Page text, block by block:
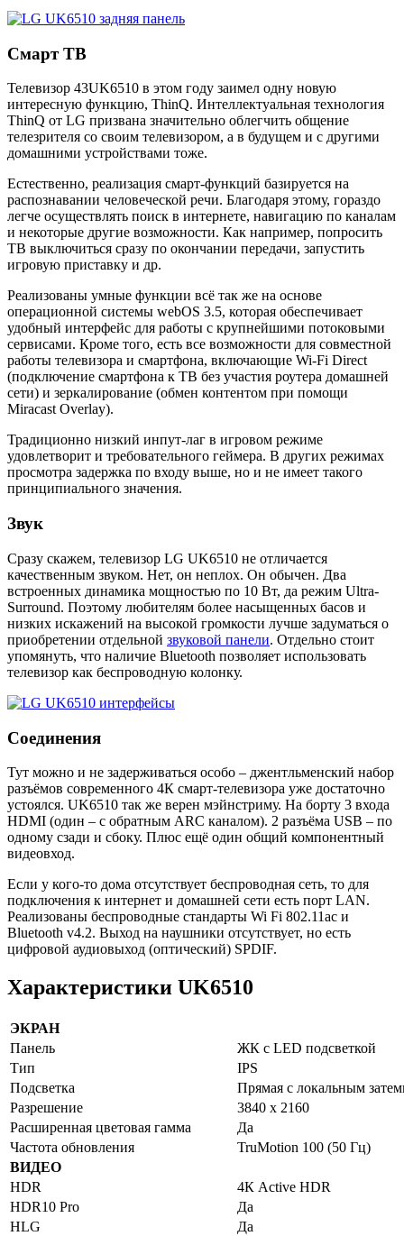
Смарт ТВ
Телевизор 43UK6510 в этом году заимел одну новую
интересную функцию, ThinQ. Интеллектуальная технология
ThinQ от LG призвана значительно облегчить общение
телезрителя со своим телевизором, а в будущем и с другими
домашними устройствами тоже.
Естественно, реализация смарт-функций базируется на
распознавании человеческой речи. Благодаря этому, гораздо
легче осуществлять поиск в интернете, навигацию по каналам
и некоторые другие возможности. Как например, попросить
ТВ выключиться сразу по окончании передачи, запустить
игровую приставку и др.
Реализованы умные функции всё так же на основе
операционной системы webOS 3.5, которая обеспечивает
удобный интерфейс для работы с крупнейшими потоковыми
сервисами. Кроме того, есть все возможности для совместной
работы телевизора и смартфона, включающие Wi-Fi Direct
(подключение смартфона к ТВ без участия роутера домашней
сети) и зеркалирование (обмен контентом при помощи
Miracast Overlay).
Традиционно низкий инпут-лаг в игровом режиме
удовлетворит и требовательного геймера. В других режимах
просмотра задержка по входу выше, но и не имеет такого
принципиального значения.
Звук
Сразу скажем, телевизор LG UK6510 не отличается
качественным звуком. Нет, он неплох. Он обычен. Два
встроенных динамика мощностью по 10 Вт, да режим Ultra-
Surround. Поэтому любителям более насыщенных басов и
низких искажений на высокой громкости лучше задуматься о
приобретении отдельной звуковой панели. Отдельно стоит
упомянуть, что наличие Bluetooth позволяет использовать
телевизор как беспроводную колонку.
Соединения
Тут можно и не задерживаться особо – джентльменский набор
разъёмов современного 4К смарт-телевизора уже достаточно
устоялся. UK6510 так же верен мэйнстриму. На борту 3 входа
HDMI (один – с обратным ARC каналом). 2 разъёма USB – по
одному сзади и сбоку. Плюс ещё один общий компонентный
видеовход.
Если у кого-то дома отсутствует беспроводная сеть, то для
подключения к интернет и домашней сети есть порт LAN.
Реализованы беспроводные стандарты Wi Fi 802.11ac и
Bluetooth v4.2. Выход на наушники отсутствует, но есть
цифровой аудиовыход (оптический) SPDIF.
Характеристики UK6510
ЭКРАН
Панель
ЖК с LED подсветкой
Тип
IPS
Подсветка
Прямая с локальным
Разрешение
3840 х 2160
Расширенная цветовая гамма
Да
Частота обновления
TruMotion 100 (50 Гц)
ВИДЕО
HDR
4К Active HDR
HDR10 Pro
Да
HLG
Да